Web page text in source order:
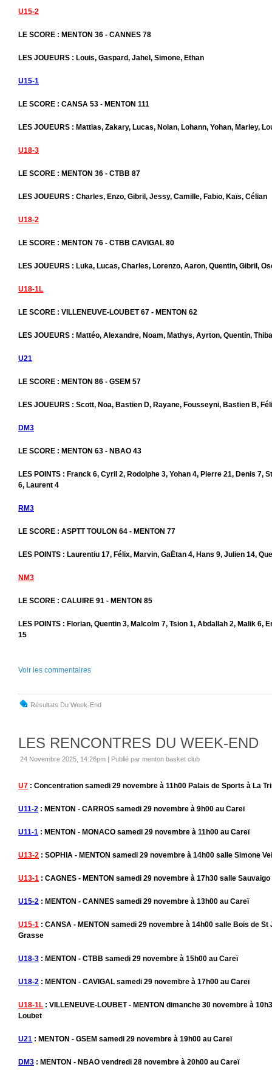
U15-2
LE SCORE : MENTON 36 - CANNES 78
LES JOUEURS : Louis, Gaspard, Jahel, Simone, Ethan
U15-1
LE SCORE : CANSA 53 - MENTON 111
LES JOUEURS : Mattias, Zakary, Lucas, Nolan, Lohann, Yohan, Marley,
U18-3
LE SCORE : MENTON 36 - CTBB 87
LES JOUEURS : Charles, Enzo, Gibril, Jessy, Camille, Fabio, Kaïs, Célian
U18-2
LE SCORE : MENTON 76 - CTBB CAVIGAL 80
LES JOUEURS : Luka, Lucas, Charles, Lorenzo, Aaron, Quentin, Gibril,
U18-1L
LE SCORE : VILLENEUVE-LOUBET 67 - MENTON 62
LES JOUEURS : Mattéo, Alexandre, Noam, Mathys, Ayrton, Quentin,
U21
LE SCORE : MENTON 86 - GSEM 57
LES JOUEURS : Scott, Noa, Bastien D, Rayane, Fousseyni, Bastien B,
DM3
LE SCORE : MENTON 63 - NBAO 43
LES POINTS : Franck 6, Cyril 2, Rodolphe 3, Yohan 4, Pierre 21, Denis 7,
6, Laurent 4
RM3
LE SCORE : ASPTT TOULON 64 - MENTON 77
LES POINTS : Laurentiu 17, Félix, Marvin, GaËtan 4, Hans 9, Julien 14,
NM3
LE SCORE : CALUIRE 91 - MENTON 85
LES POINTS : Florian, Quentin 3, Malcolm 7, Tsion 1, Abdallah 2, Malik 6,
15
Voir les commentaires
Résultats Du Week-End
LES RENCONTRES DU WEEK-END
24 Novembre 2025, 14:26pm | Publié par menton basket club
U7 : Concentration samedi 29 novembre à 11h00 Palais de Sports à La
U11-2 : MENTON - CARROS samedi 29 novembre à 9h00 au Careï
U11-1 : MENTON - MONACO samedi 29 novembre à 11h00 au Careï
U13-2 : SOPHIA - MENTON samedi 29 novembre à 14h00 salle Simone
U13-1 : CAGNES - MENTON samedi 29 novembre à 17h30 salle
U15-2 : MENTON - CANNES samedi 29 novembre à 13h00 au Careï
U15-1 : CANSA - MENTON samedi 29 novembre à 14h00 salle Bois de
Grasse
U18-3 : MENTON - CTBB samedi 29 novembre à 15h00 au Careï
U18-2 : MENTON - CAVIGAL samedi 29 novembre à 17h00 au Careï
U18-1L : VILLENEUVE-LOUBET - MENTON dimanche 30 novembre à
Loubet
U21 : MENTON - GSEM samedi 29 novembre à 19h00 au Careï
DM3 : MENTON - NBAO vendredi 28 novembre à 20h00 au Careï